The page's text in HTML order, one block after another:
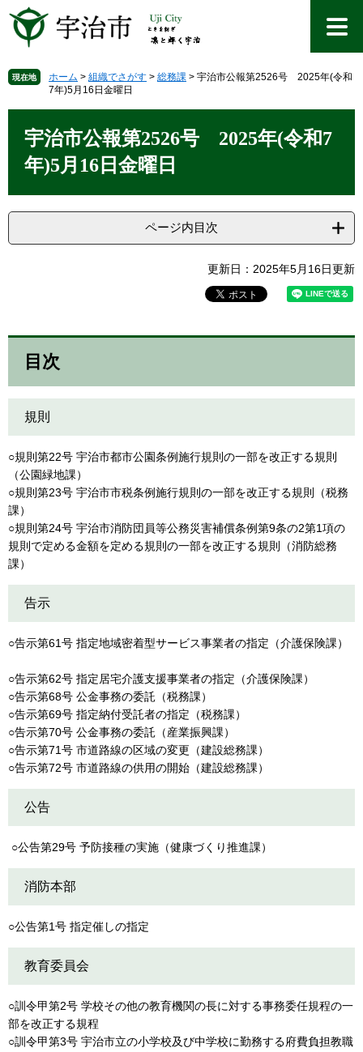
先
で
を
ば
へ
現在地 ホーム > 組織でさがす > 総務課 > 宇治市公報第2526号 2025年(令和
7年)5月16日金曜日
宇治市公報第2526号 2025年(令和7
年)5月16日金曜日
ページ内目次
更新日：2025年5月16日更新
目次
規則
○規則第22号 宇治市都市公園条例施行規則の一部を改正する規則
（公園緑地課）
○規則第23号 宇治市市税条例施行規則の一部を改正する規則（税務
課）
○規則第24号 宇治市消防団員等公務災害補償条例第9条の2第1項の
規則で定める金額を定める規則の一部を改正する規則（消防総務
課）
告示
○告示第61号 指定地域密着型サービス事業者の指定（介護保険課）
○告示第62号 指定居宅介護支援事業者の指定（介護保険課）
○告示第68号 公金事務の委託（税務課）
○告示第69号 指定納付受託者の指定（税務課）
○告示第70号 公金事務の委託（産業振興課）
○告示第71号 市道路線の区域の変更（建設総務課）
○告示第72号 市道路線の供用の開始（建設総務課）
公告
○公告第29号 予防接種の実施（健康づくり推進課）
消防本部
○公告第1号 指定催しの指定
教育委員会
○訓令甲第2号 学校その他の教育機関の長に対する事務委任規程の一
部を改正する規程
○訓令甲第3号 宇治市立の小学校及び中学校に勤務する府費負担教職